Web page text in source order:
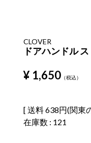
CLOVER
ドアハンドル
¥ 1,650 税込
送料638円(関東
在庫数
121